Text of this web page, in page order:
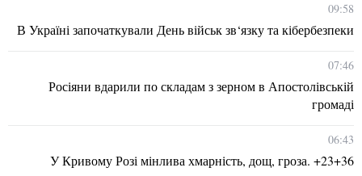
09:58
В Україні започаткували День військ зв‘язку та кібербезпеки
07:46
Росіяни вдарили по складам з зерном в Апостолівській
громаді
06:43
У Кривому Розі мінлива хмарність, дощ, гроза. +23+36